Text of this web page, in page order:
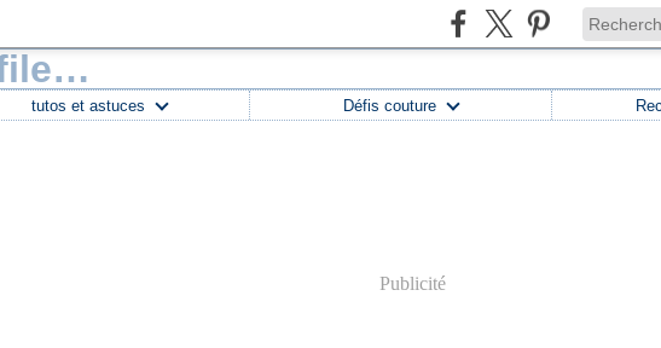
tutos et astuces Défis couture
Publicité